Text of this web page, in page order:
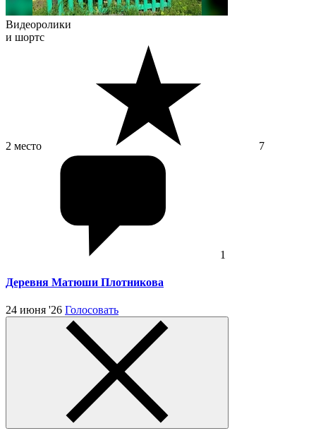
Видеоролики
и шортс
2 место 7
1
Деревня Матюши Плотникова
24 июня '26 Голосовать